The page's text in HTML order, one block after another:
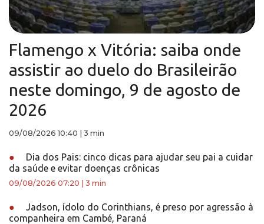
Flamengo x Vitória: saiba onde
assistir ao duelo do Brasileirão
neste domingo, 9 de agosto de
2026
09/08/2026 10:40 3 min
●
Dia dos Pais: cinco dicas para ajudar seu pai a cuidar
da saúde e evitar doenças crônicas
09/08/2026 07:20 3 min
●
Jadson, ídolo do Corinthians, é preso por agressão à
companheira em Cambé, Paraná